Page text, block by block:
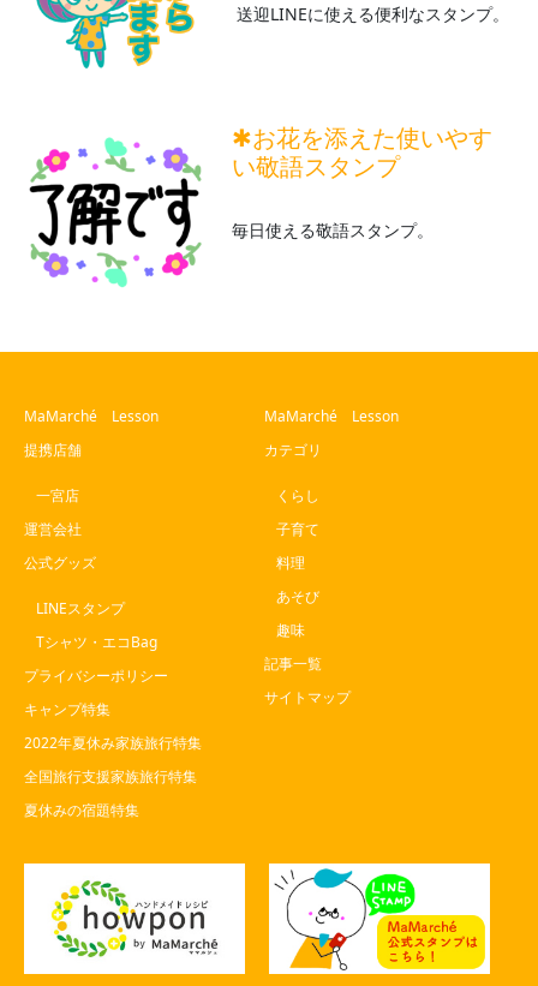
送迎LINEに使える便利なスタンプ。
✱お花を添えた使いやす
い敬語スタンプ
毎日使える敬語スタンプ。
MaMarché Lesson
提携店舗
一宮店
運営会社
公式グッズ
LINEスタンプ
Tシャツ・エコBag
プライバシーポリシー
キャンプ特集
2022年夏休み家族旅行特集
全国旅行支援家族旅行特集
夏休みの宿題特集
MaMarché Lesson
カテゴリ
くらし
子育て
料理
あそび
趣味
記事一覧
サイトマップ